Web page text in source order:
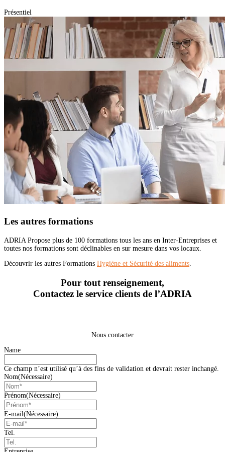
Présentiel
Les autres formations
ADRIA Propose plus de 100 formations tous les ans en Inter-Entreprises et
toutes nos formations sont déclinables en sur mesure dans vos locaux.
Découvrir les autres Formations Hygiène et Sécurité des aliments
Pour tout renseignement,
Contactez le service clients de l’ADRIA
Nous contacter
Name
Ce champ n’est utilisé qu’à des fins de validation et devrait rester inchangé.
Nom(Nécessaire)
Prénom(Nécessaire)
E-mail(Nécessaire)
Tel.